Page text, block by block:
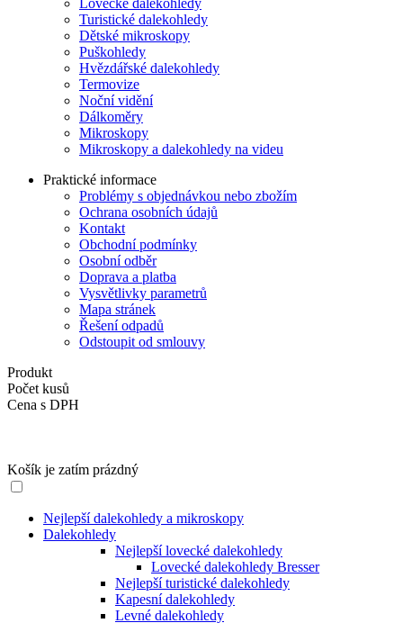
Turistické dalekohledy
Dětské mikroskopy
Puškohledy
Hvězdářské dalekohledy
Termovize
Noční vidění
Dálkoměry
Mikroskopy
Mikroskopy a dalekohledy na videu
Praktické informace
Problémy s objednávkou nebo zbožím
Ochrana osobních údajů
Kontakt
Obchodní podmínky
Osobní odběr
Doprava a platba
Vysvětlivky parametrů
Mapa stránek
Řešení odpadů
Odstoupit od smlouvy
Produkt
Počet kusů
Cena s DPH
Košík je zatím prázdný
Nejlepší dalekohledy a mikroskopy
Dalekohledy
Nejlepší lovecké dalekohledy
Lovecké dalekohledy Bresser
Nejlepší turistické dalekohledy
Kapesní dalekohledy
Levné dalekohledy